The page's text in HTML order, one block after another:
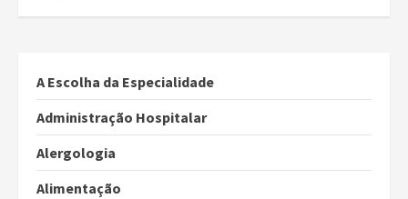
A Escolha da Especialidade
Administração Hospitalar
Alergologia
Alimentação